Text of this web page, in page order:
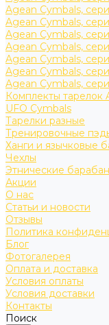
Agean Cymbals,
Agean Cymbals,
Agean Cymbals,
Agean Cymbals,
Agean Cymbals,
Agean Cymbals,
Agean Cymbals,
Комплекты тарелок
UFO Cymbals
Тарелки разные
Тренировочные
Ханги и язычковые
Чехлы
Этнические
Акции
О нас
Статьи и новости
Отзывы
Политика
Блог
Фотогалерея
Оплата и доставка
Условия оплаты
Условия доставки
Контакты
Поиск